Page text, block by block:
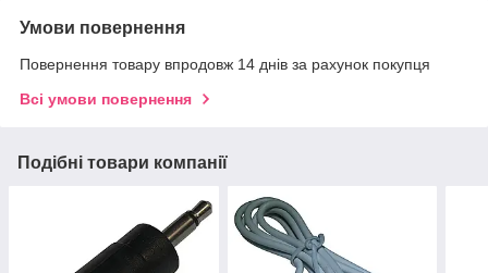
Умови повернення
Повернення товару впродовж 14 днів за рахунок покупця
Всі умови повернення
Подібні товари компанії